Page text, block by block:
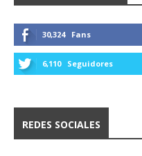
30,324 Fans
6,110 Seguidores
REDES SOCIALES